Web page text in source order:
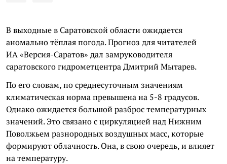
В выходные в Саратовской области ожидается
аномально тёплая погода. Прогноз для читателей
ИА «Версия-Саратов» дал замруководителя
саратовского гидрометцентра Дмитрий Мытарев.
По его словам, по среднесуточным значениям
климатическая норма превышена на 5-8 градусов.
Однако ожидается большой разброс температурных
значений. Это связано с циркуляцией над Нижним
Поволжьем разнородных воздушных масс, которые
формируют облачность. Она, в свою очередь, и влияет
на температуру.